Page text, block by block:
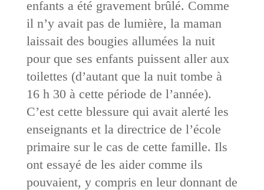
enfants a été gravement brûlé. Comme
il n’y avait pas de lumière, la maman
laissait des bougies allumées la nuit
pour que ses enfants puissent aller aux
toilettes (d’autant que la nuit tombe à
16 h 30 à cette période de l’année).
C’est cette blessure qui avait alerté les
enseignants et la directrice de l’école
primaire sur le cas de cette famille. Ils
ont essayé de les aider comme ils
pouvaient, y compris en leur donnant de